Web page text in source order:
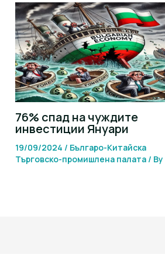
76% спад на чуждите
инвестиции Януари
19/09/2024 / Българо-Китайска
Търговско-промишлена палaта / By